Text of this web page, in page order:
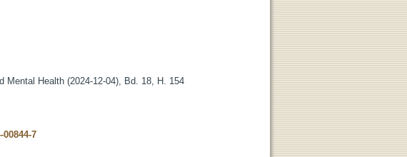
Mental Health (2024-12-04), Bd. 18, H. 154
7